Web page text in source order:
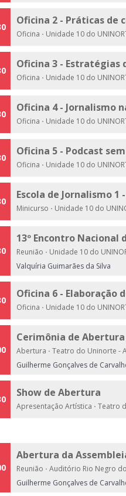
Oficina 2 - Práticas de
Oficina · Unidade 10 do
Oficina 3 -
Oficina · Unidade 10 do
Oficina 4 - Jornalismo
Oficina · Unidade 10 do
Oficina 5 - Podcast
Oficina · Unidade 10 do
Escola de Jornalismo
Minicurso · Unidade 10 do
13º Encontro Nacional
Reunião · Unidade 10 do
Valquíria Guimarães da Silva
Oficina 6 -
Oficina · Unidade 10 do
Cerimônia de Abertura
Abertura · Teatro do Uninorte -
Guilherme Gonçalves de
Show de Abertura
Apresentação Artística · Teatro
Abertura da
Reunião · Auditório Rio Negro
Guilherme Gonçalves de